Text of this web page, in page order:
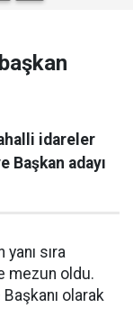
idareler
Başkan adayı
sıra
mezun oldu.
olarak